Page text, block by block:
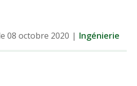
08 octobre 2020 | Ingénierie